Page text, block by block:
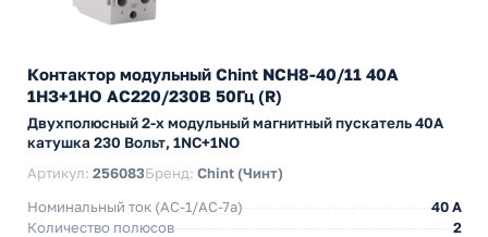
Контактор модульный Chint NCH8-40/11 40A
1НЗ+1НО AC220/230В 50Гц (R)
Двухполюсный 2-х модульный магнитный пускатель 40А
катушка 230 Вольт, 1NC+1NO
Артикул: 256083Бренд: Chint (Чинт)
Номинальный ток (АС-1/AC-7a)
40 A
Количество полюсов
2